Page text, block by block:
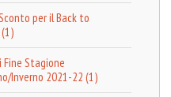
per il Back to
Fine Stagione
Inverno 2021-22 (1)